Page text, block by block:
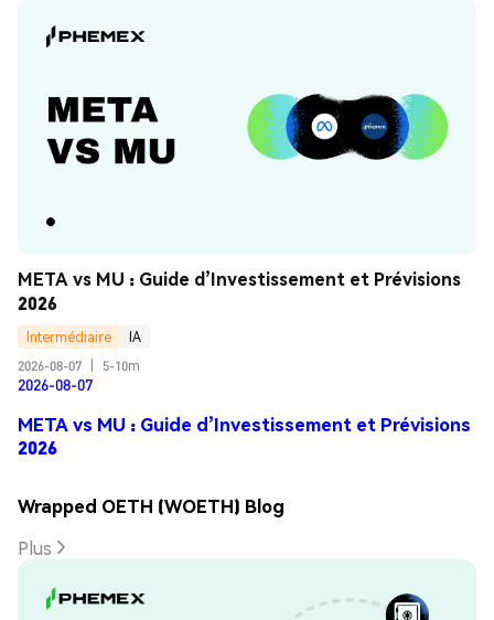
META vs MU : Guide d’Investissement et Prévisions
2026
Intermédiaire
IA
2026-08-07
5-10m
2026-08-07
META vs MU : Guide d’Investissement et Prévisions
2026
Wrapped OETH (WOETH) Blog
Plus